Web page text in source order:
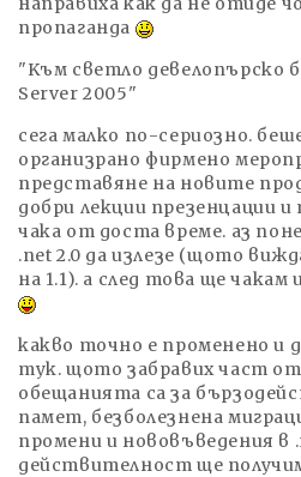
пропаганда
"Kъм светло девелопърско
Server 2005"
сега малко по-сериозно.
организрано фирмено
представяне на новите
добри лекции презенцации
чака от доста време. аз
.net 2.0 да излезе (щото
на 1.1). а след това ще чакам
какво точно е променено и
тук. щото забравих част
обещанията са за
памет, безболезнена
промени и нововъведения в
действителност ще